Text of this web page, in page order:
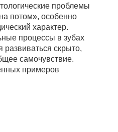
проблемы
потом», особенно
характер.
процессы в зубах
развиваться скрыто,
самочувствие.
примеров